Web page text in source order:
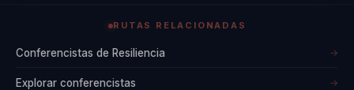
RUTAS RELACIONADAS
Conferencistas de Resiliencia →
Explorar conferencistas →